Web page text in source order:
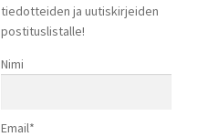
tiedotteiden ja uutiskirjeiden
postituslistalle!
Nimi
Email*